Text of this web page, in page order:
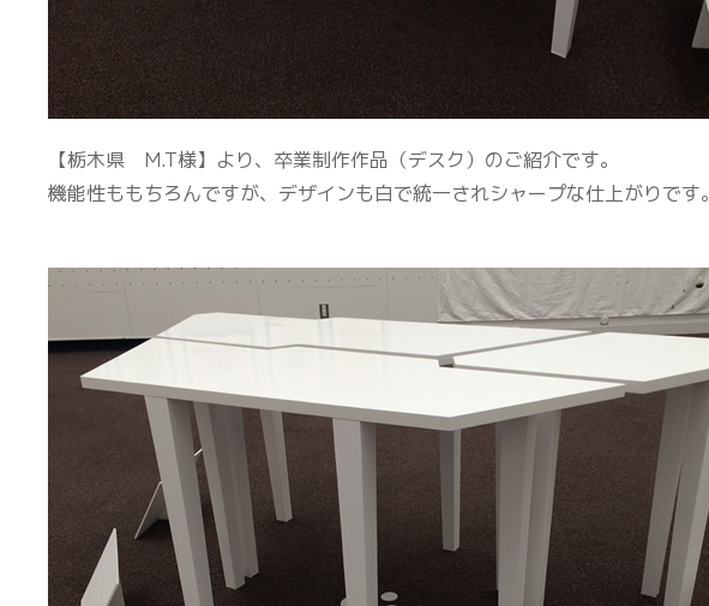
【栃木県 M.T様】より、卒業制作作品（デスク）のご紹介です。
機能性ももちろんですが、デザインも白で統一されシャープな仕上がりです。